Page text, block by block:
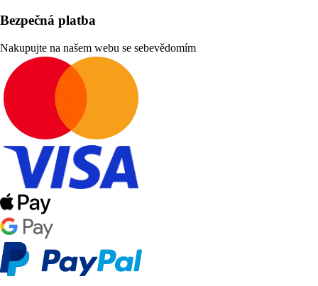
Bezpečná platba
Nakupujte na našem webu se sebevědomím